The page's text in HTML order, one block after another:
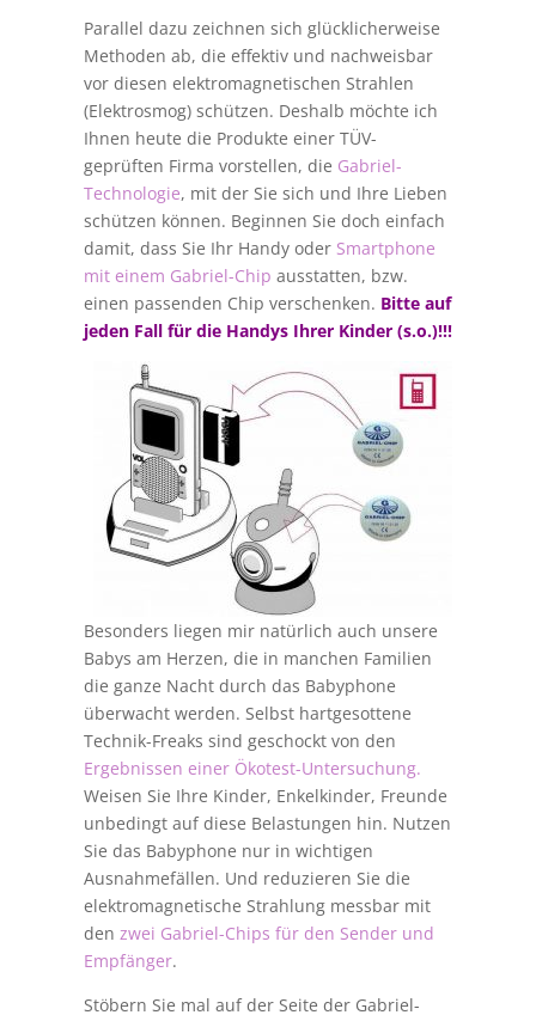
Parallel dazu zeichnen sich glücklicherweise
Methoden ab, die effektiv und nachweisbar
vor diesen elektromagnetischen Strahlen
(Elektrosmog) schützen. Deshalb möchte ich
Ihnen heute die Produkte einer TÜV-
geprüften Firma vorstellen, die Gabriel-
Technologie, mit der Sie sich und Ihre Lieben
schützen können. Beginnen Sie doch einfach
damit, dass Sie Ihr Handy oder Smartphone
mit einem Gabriel-Chip ausstatten, bzw.
einen passenden Chip verschenken. Bitte auf
jeden Fall für die Handys Ihrer Kinder (s.o.)!!!
Besonders liegen mir natürlich auch unsere
Babys am Herzen, die in manchen Familien
die ganze Nacht durch das Babyphone
überwacht werden. Selbst hartgesottene
Technik-Freaks sind geschockt von den
Ergebnissen einer Ökotest-Untersuchung.
Weisen Sie Ihre Kinder, Enkelkinder, Freunde
unbedingt auf diese Belastungen hin. Nutzen
Sie das Babyphone nur in wichtigen
Ausnahmefällen. Und reduzieren Sie die
elektromagnetische Strahlung messbar mit
den zwei Gabriel-Chips für den Sender und
Empfänger.
Stöbern Sie mal auf der Seite der Gabriel-